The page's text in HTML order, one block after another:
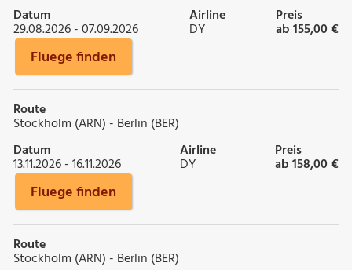
Datum
29.08.2026 - 07.09.2026
Airline
DY
Preis
ab 155,00 €
Fluege finden
Route
Stockholm (ARN) - Berlin (BER)
Datum
13.11.2026 - 16.11.2026
Airline
DY
Preis
ab 158,00 €
Fluege finden
Route
Stockholm (ARN) - Berlin (BER)